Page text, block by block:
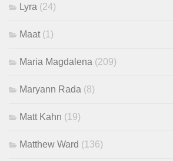
Lyra (24)
Maat (1)
Maria Magdalena (209)
Maryann Rada (8)
Matt Kahn (19)
Matthew Ward (136)